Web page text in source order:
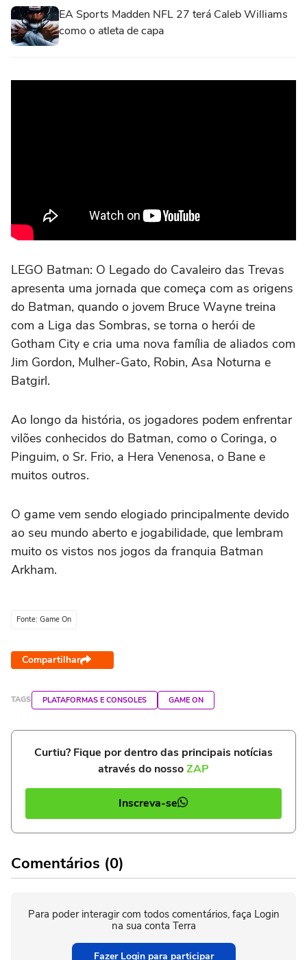
EA Sports Madden NFL 27 terá Caleb Williams
como o atleta de capa
LEGO Batman: O Legado do Cavaleiro das Trevas
apresenta uma jornada que começa com as origens
do Batman, quando o jovem Bruce Wayne treina
com a Liga das Sombras, se torna o herói de
Gotham City e cria uma nova família de aliados com
Jim Gordon, Mulher-Gato, Robin, Asa Noturna e
Batgirl.
Ao longo da história, os jogadores podem enfrentar
vilões conhecidos do Batman, como o Coringa, o
Pinguim, o Sr. Frio, a Hera Venenosa, o Bane e
muitos outros.
O game vem sendo elogiado principalmente devido
ao seu mundo aberto e jogabilidade, que lembram
muito os vistos nos jogos da franquia Batman
Arkham.
Fonte: Game On
Compartilhar
TAGS PLATAFORMAS E CONSOLES GAME ON
Curtiu? Fique por dentro das principais notícias
através do nossoZAP
Inscreva-se
Comentários (0)
Para poder interagir com todos comentários, faça Login
na sua conta Terra
Fazer Login para participar